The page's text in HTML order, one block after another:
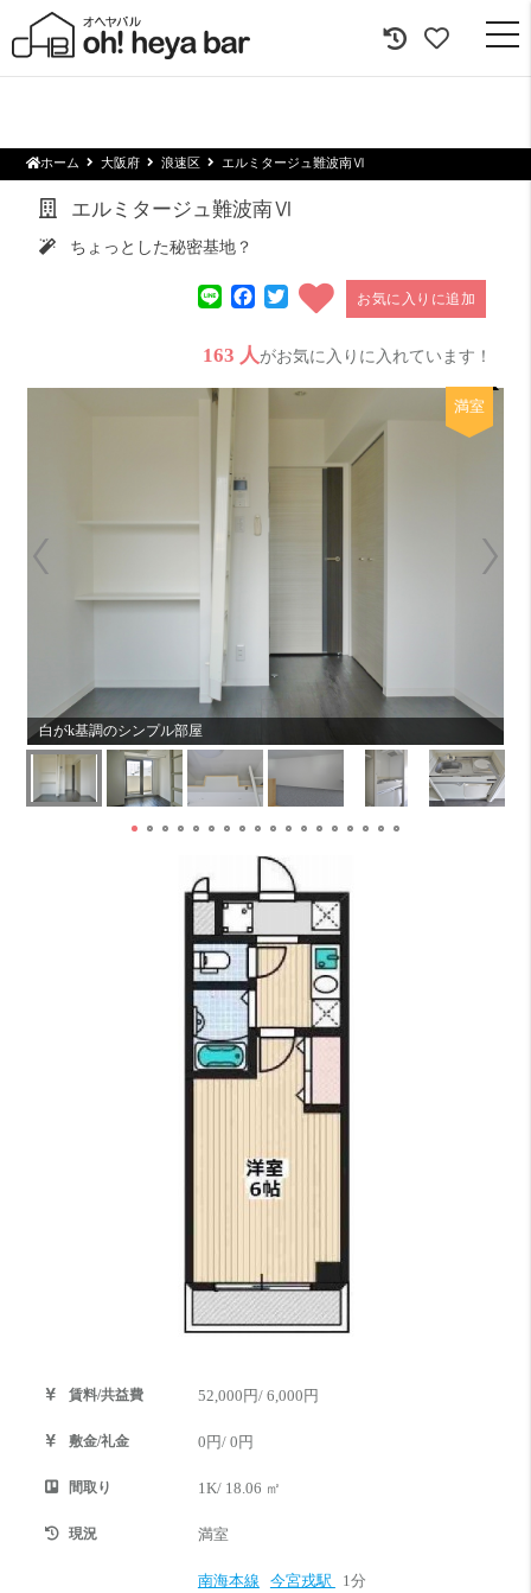
ホーム 大阪府 浪速区 エルミタージュ難波南Ⅵ
エルミタージュ難波南Ⅵ
ちょっとした秘密基地？
LineFacebook
Twitterお気に入りに追加
163 人がお気に入りに入れています！
満室
白がk基調のシンプル部屋
賃料/共益費 52,000円/ 6,000円
敷金/礼金 0円/ 0円
間取り 1K/ 18.06 ㎡
現況 満室
南海本線 今宮戎駅
1分